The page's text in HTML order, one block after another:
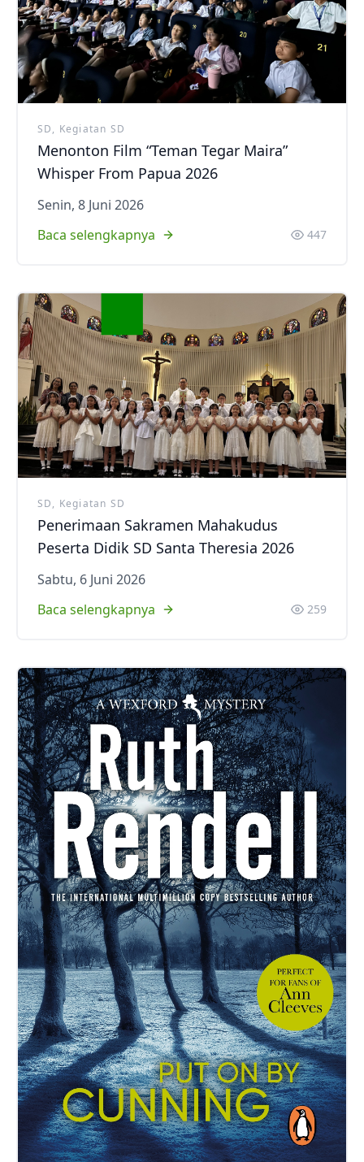
SD, Kegiatan SD
Menonton Film “Teman Tegar Maira”
Whisper From Papua 2026
Senin, 8 Juni 2026
Baca selengkapnya
447
SD, Kegiatan SD
Penerimaan Sakramen Mahakudus
Peserta Didik SD Santa Theresia 2026
Sabtu, 6 Juni 2026
Baca selengkapnya
259